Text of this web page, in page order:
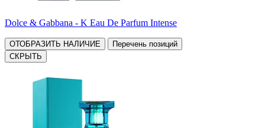
Dolce & Gabbana - K Eau De Parfum Intense
ОТОБРАЗИТЬ НАЛИЧИЕ
Перечень позиций
СКРЫТЬ